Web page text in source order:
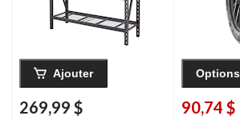
Ajouter
269,99 $
Options
90,74 $